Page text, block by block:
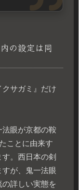
の設定は同
クサガミ』だけ
眼が京都の鞍
ことに由来す
。西日本の剣
が、鬼一法眼
詳しい実態を